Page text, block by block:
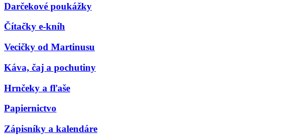
Darčekové poukážky
Čítačky e-kníh
Vecičky od Martinusu
Káva, čaj a pochutiny
Hrnčeky a fľaše
Papiernictvo
Zápisníky a kalendáre